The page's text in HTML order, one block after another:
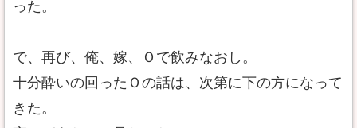
った。
で、再び、俺、嫁、Ｏで飲みなおし。
十分酔いの回ったＯの話は、次第に下の方になって
きた。